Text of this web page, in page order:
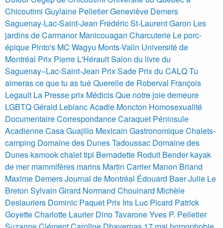
Chicoutimi Guylaine PelletierGeneviève Demers
Saguenay-Lac-Saint-Jean Frédéric St-Laurent Garon Les
jardins de Carmanor Manicouagan Charcuterie Le porc-
épique Pinto's MC Wagyu Monts-Valin Université de
Montréal Prix Pierre L'HéraultSalon du livre du
Saguenay−Lac-Saint-Jean Prix Sade Prix du CALQTu
aimeras ce que tu as tuéQuerelle de Roberval François
Legault La Presseprix MédicisQue notre joie demeure
LGBTQGérald Leblanc Acadie Moncton Homosexualité
Documentaire CorrespondanceCaraquet Péninsule
Acadienne Casa Guajillo Mexicain GastronomiqueChalets-
camping Domaine des DunesTadoussac Domaine des
Dunes kamookchalettipi Bernadette Roduit Bender kayak
de mer mammifères marins Martin Carrier Manon Briand
Maxime DemersJournal de Montréal Édouard BaerJulie Le
Breton Sylvain Girard Normand Chouinard Michèle
Deslauriers Dominic Paquet Prix Iris Luc Picard Patrick
GoyetteCharlotte Laurier Dino TavaroneYves P. Pelletier